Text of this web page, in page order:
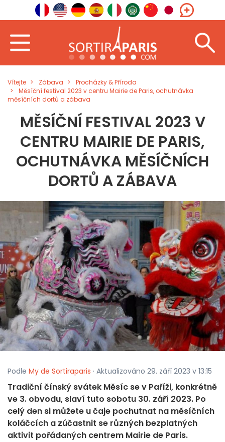
Vítejte Zábava
Procházky & Příroda
Měsíční festival 2023 v centru Mairie de Paris, ochutnávka
měsíčních dortů a zábava
MĚSÍČNÍ FESTIVAL 2023 V
CENTRU MAIRIE DE PARIS,
OCHUTNÁVKA MĚSÍČNÍCH
DORTŮ A ZÁBAVA
Podle My de Sortiraparis · Aktualizováno 29. září 2023 v 13:15
Tradiční čínský svátek Měsíc se v Paříži, konkrétně
ve 3. obvodu, slaví tuto sobotu 30. září 2023. Po
celý den si můžete u čaje pochutnat na měsíčních
koláčcích a zúčastnit se různých bezplatných
aktivit pořádaných centrem Mairie de Paris.